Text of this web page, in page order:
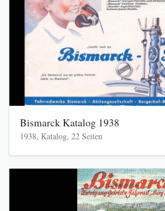
Bismarck Katalog 1938
1938, Katalog, 22 Seiten